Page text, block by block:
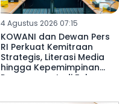
4 Agustus 2026 07:15
KOWANI dan Dewan Pers
RI Perkuat Kemitraan
Strategis, Literasi Media
hingga Kepemimpinan
Perempuan Jadi Fokus